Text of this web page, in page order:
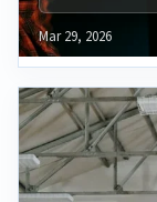
Mar 29, 2026